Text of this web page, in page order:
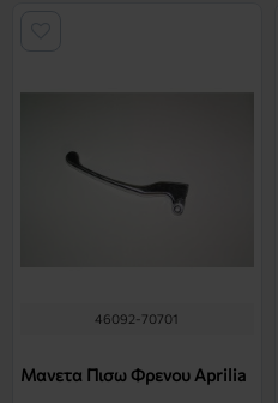
46092-70701
Μανετα Πισω Φρενου Aprilia